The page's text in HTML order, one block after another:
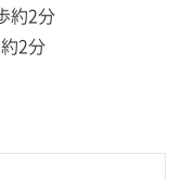
約2分
2分